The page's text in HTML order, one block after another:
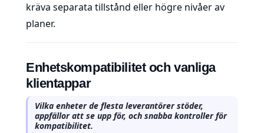
kräva separata tillstånd eller högre nivåer av
planer.
Enhetskompatibilitet och vanliga
klientappar
Vilka enheter de flesta leverantörer stöder,
appfällor att se upp för, och snabba kontroller för
kompatibilitet.